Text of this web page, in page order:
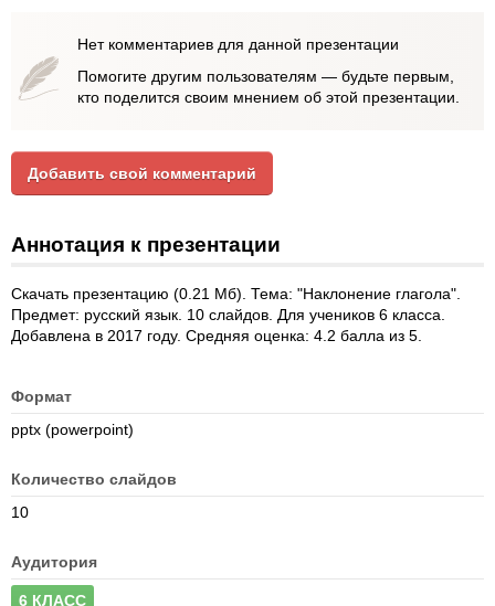
Нет комментариев для данной презентации
Помогите другим пользователям — будьте первым,
кто поделится своим мнением об этой презентации.
Добавить свой комментарий
Аннотация к презентации
Скачать презентацию (0.21 Мб). Тема: "Наклонение глагола".
Предмет: русский язык. 10 слайдов. Для учеников 6 класса.
Добавлена в 2017 году. Средняя оценка: 4.2 балла из 5.
Формат
pptx (powerpoint)
Количество слайдов
10
Аудитория
6 КЛАСС